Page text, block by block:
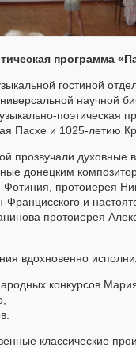
программа
гостиной
научной
поэтическая
Пасхе и 1025-летию
прозвучали духовные
донецким
протоиерея
и
протоиерея
вдохновенно
конкурсов
классические